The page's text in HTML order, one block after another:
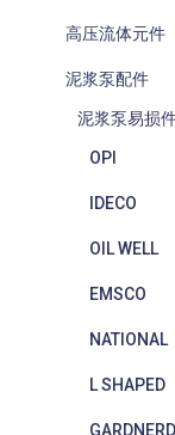
高压流体元件
泥浆泵配件
泥浆泵易损
OPI
IDECO
OIL WELL
EMSCO
NATIONAL
L SHAPED